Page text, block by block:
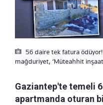
56 daire tek fatura
mağduriyet, ‘Müteahhit inşaatı
Gaziantep'te temeli 6
apartmanda oturan